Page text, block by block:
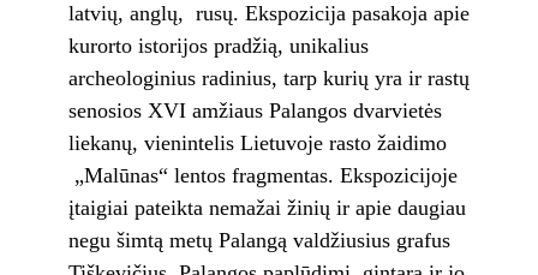
latvių, anglų, rusų. Ekspozicija pasakoja apie
kurorto istorijos pradžią, unikalius
archeologinius radinius, tarp kurių yra ir rastų
senosios XVI amžiaus Palangos dvarvietės
liekanų, vienintelis Lietuvoje rasto žaidimo
„Malūnas“ lentos fragmentas. Ekspozicijoje
įtaigiai pateikta nemažai žinių ir apie daugiau
negu šimtą metų Palangą valdžiusius grafus